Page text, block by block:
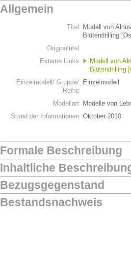
Allgemein
Titel
Modell von
Blütendrilling
Originaltitel
Externe Links
Modell von
Blütendrilling
Einzelmodell/ Gruppe/
Reihe
Einzelmodell
Modellart
Modelle von
Stand der Informationen Oktober 2010
Formale Beschreibung
Inhaltliche
Bezugsgegenstand
Bestandsnachweis